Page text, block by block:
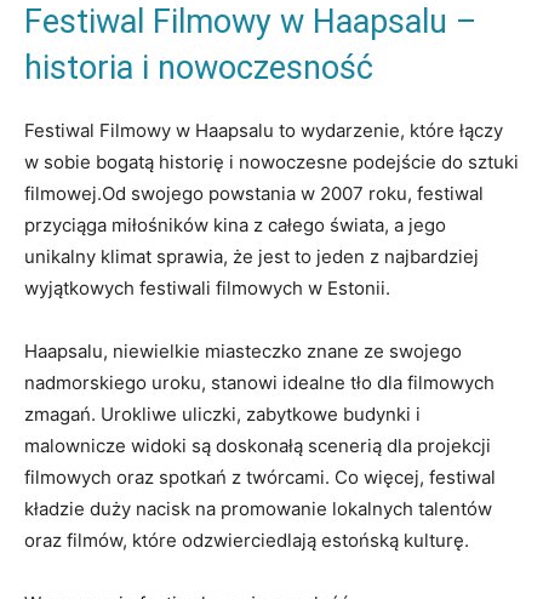
Festiwal ​Filmowy w Haapsalu –
historia i nowoczesność
Festiwal Filmowy w Haapsalu to wydarzenie, które łączy
w sobie bogatą historię i nowoczesne podejście do sztuki
filmowej.Od swojego ‌powstania‌ w 2007 roku, festiwal
⁤przyciąga miłośników ​kina z ‍całego świata,‌ a jego
unikalny klimat sprawia, że jest ​to jeden‍ z najbardziej
wyjątkowych ⁢festiwali⁣ filmowych w ‍Estonii.
Haapsalu,​ niewielkie miasteczko​ znane ze swojego
nadmorskiego uroku,⁢ stanowi idealne tło ​dla filmowych
zmagań. Urokliwe uliczki, ​zabytkowe budynki i
malownicze widoki‍ są doskonałą scenerią dla projekcji
filmowych oraz ⁤spotkań z twórcami. Co więcej, festiwal
kładzie‌ duży nacisk na promowanie‍ lokalnych talentów
oraz filmów,⁣ które odzwierciedlają⁣ estońską kulturę.